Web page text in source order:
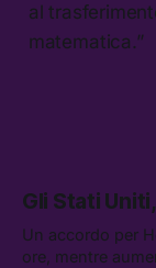
al
matematica.”
Gli Stati
Un accordo per
ore, mentre